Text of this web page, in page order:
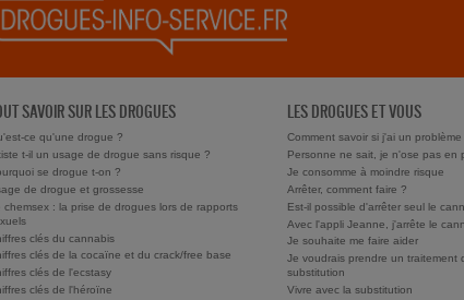
SAVOIR SUR LES DROGUES
ce qu'une drogue ?
t-il un usage de drogue sans risque ?
se drogue t-on ?
de drogue et grossesse
chemsex : la prise de drogues lors de rapports
clés du cannabis
clés de la cocaïne et du crack/free base
clés de l'ecstasy
clés de l'héroïne
LES DROGUES ET VOUS
Comment savoir si j'ai un problème
Personne ne sait, je n'ose pas en
Je consomme à moindre risque
Arrêter, comment faire ?
Est-il possible d'arrêter seul le
Avec l'appli Jeanne, j'arrête le
Je souhaite me faire aider
Je voudrais prendre un traitement
substitution
Vivre avec la substitution